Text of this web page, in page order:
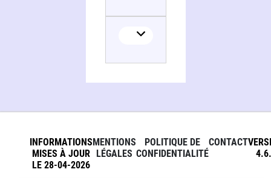
INFORMATIONS
MISES À JOUR
LE 28-04-2026
MENTIONS
LÉGALES
POLITIQUE DE
CONFIDENTIALITÉ
CONTACT